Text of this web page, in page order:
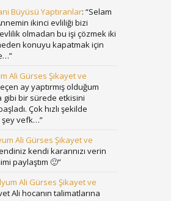
Büyüsü Yaptıranlar: “Selam
ikinci evliliği bizi
olmadan bu işi çözmek iki
konuyu kapatmak için
”
Ali Gürses Şikayet ve
ay yaptırmış olduğum
bir sürede etkisini
Çok hızlı şekilde
şey vefk…”
Ali Gürses Şikayet ve
kendi kararınızı verin
paylaştım 🙂”
Ali Gürses Şikayet ve
Ali hocanın talimatlarına